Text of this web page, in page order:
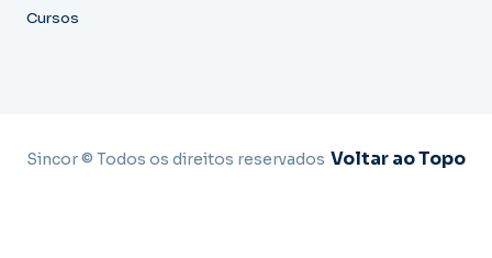
Cursos
Sincor © Todos os direitos reservados Voltar ao Topo